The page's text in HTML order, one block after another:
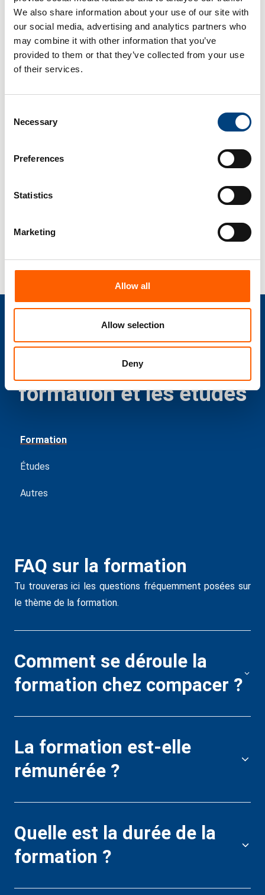
We also share information about your use of our site with
our social media, advertising and analytics partners who
may combine it with other information that you’ve
provided to them or that they’ve collected from your use
of their services.
Selection
Necessary
Preferences
Statistics
Marketing
Allow all
Allow selection
Deny
"Nous sommes une bande d'esprits
des solutions clients !"
Technical & Support Manager e-Business
Notre FAQ sur la
formation et les études
Formation
Études
Autres
FAQ sur la formation
Tu trouveras ici les questions fréquemment posées sur
le thème de la formation.
Comment se déroule la
formation chez compacer ?
La formation est-elle
rémunérée ?
Quelle est la durée de la
formation ?